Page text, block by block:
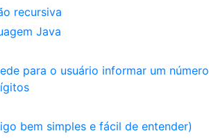
recursiva
Java
para o usuário informar um número
bem simples e fácil de entender)